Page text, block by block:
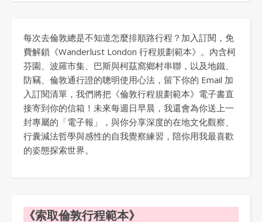
每次去倫敦總是不知道怎麼排順路行程？加入訂閱，免
費解鎖《Wanderlust London 行程規劃範本》。內含柯
芬園、波羅市集、巴斯與柯茲窩鄉村串聯，以及地鐵、
防竊、倫敦通行證的聰明使用心法，留下你的 Email 加
入訂閱清單，我們將把《倫敦行程規劃範本》電子書直
接寄到你的信箱！未來每週日早晨，我還會為你送上一
封專屬的「電子報」，與你分享深度的在地文化觀察、
行囊減法哲學與感性的自我覺察練習，陪你用我最喜歡
的姿態探索世界。
《索取倫敦行程範本》